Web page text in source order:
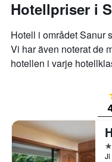
Hotellpriser i
Hotell i området Sanur
Vi har även noterat de
hotellen i varje